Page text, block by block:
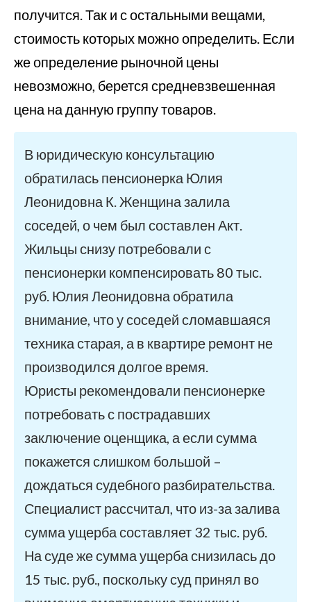
получится. Так и с остальными вещами,
стоимость которых можно определить. Если
же определение рыночной цены
невозможно, берется средневзвешенная
цена на данную группу товаров.
В юридическую консультацию
обратилась пенсионерка Юлия
Леонидовна К. Женщина залила
соседей, о чем был составлен Акт.
Жильцы снизу потребовали с
пенсионерки компенсировать 80 тыс.
руб. Юлия Леонидовна обратила
внимание, что у соседей сломавшаяся
техника старая, а в квартире ремонт не
производился долгое время.
Юристы рекомендовали пенсионерке
потребовать с пострадавших
заключение оценщика, а если сумма
покажется слишком большой –
дождаться судебного разбирательства.
Специалист рассчитал, что из-за залива
сумма ущерба составляет 32 тыс. руб.
На суде же сумма ущерба снизилась до
15 тыс. руб., поскольку суд принял во